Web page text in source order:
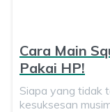
Cara Main
Pakai HP!
Siapa yang tidak
kesuksesan